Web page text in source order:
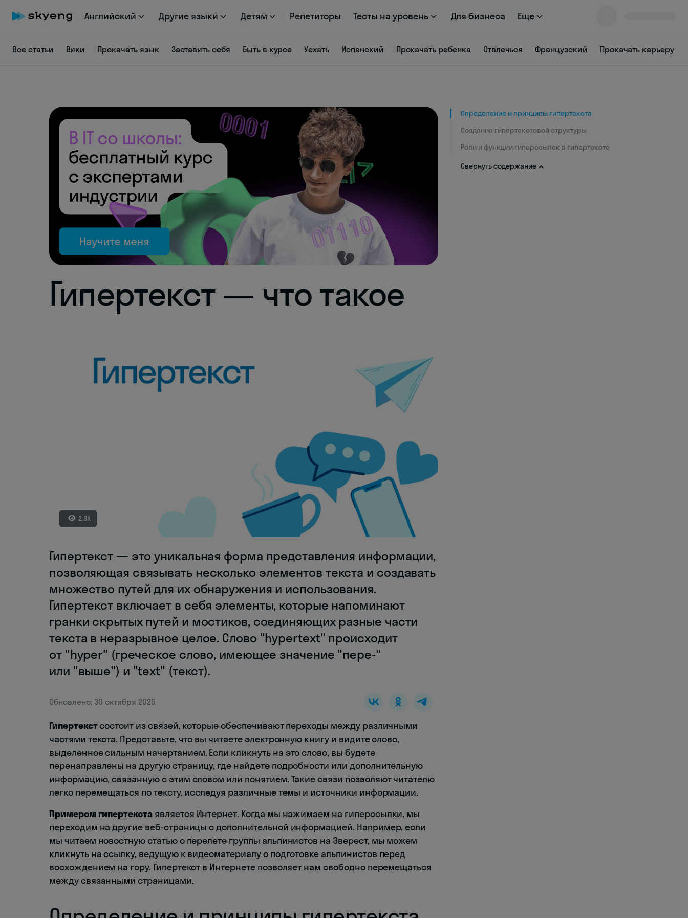
Английский Другие языки Детям Репетиторы Тесты на уровень Для бизнеса Еще
Все статьи Вики Прокачать язык Заставить себя Быть в курсе Уехать Испанский Прокачать ребенка Отвлечься Французский Прокачать карьеру
Гипертекст — что такое
2.8K
Гипертекст — это уникальная форма представления информации,
позволяющая связывать несколько элементов текста и создавать
множество путей для их обнаружения и использования.
Гипертекст включает в себя элементы, которые напоминают
гранки скрытых путей и мостиков, соединяющих разные части
текста в неразрывное целое. Слово "hypertext" происходит
от "hyper" (греческое слово, имеющее значение "пере-"
или "выше") и "text" (текст).
Обновлено: 30 октября 2025
Гипертекстсостоит из связей, которые обеспечивают переходы между различными
частями текста. Представьте, что вы читаете электронную книгу и видите слово,
выделенное сильным начертанием. Если кликнуть на это слово, вы будете
перенаправлены на другую страницу, где найдете подробности или дополнительную
информацию, связанную с этим словом или понятием. Такие связи позволяют читателю
легко перемещаться по тексту, исследуя различные темы и источники информации.
Примером гипертекста является Интернет. Когда мы нажимаем на гиперссылки, мы
переходим на другие веб-страницы с дополнительной информацией. Например, если
мы читаем новостную статью о перелете группы альпинистов на Эверест, мы можем
кликнуть на ссылку, ведущую к видеоматериалу о подготовке альпинистов перед
восхождением на гору. Гипертекст в Интернете позволяет нам свободно перемещаться
между связанными страницами.
Определение и принципы гипертекста
Создание гипертекстовой структуры
Роли и функции гиперссылок в гипертексте
Свернуть содержание